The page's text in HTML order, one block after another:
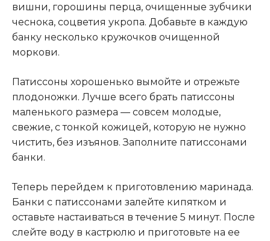
вишни, горошины перца, очищенные зубчики
чеснока, соцветия укропа. Добавьте в каждую
банку несколько кружочков очищенной
моркови.
Патиссоны хорошенько вымойте и отрежьте
плодоножки. Лучше всего брать патиссоны
маленького размера — совсем молодые,
свежие, с тонкой кожицей, которую не нужно
чистить, без изъянов. Заполните патиссонами
банки.
Теперь перейдем к приготовлению маринада.
Банки с патиссонами залейте кипятком и
оставьте настаиваться в течение 5 минут. После
слейте воду в кастрюлю и приготовьте на ее